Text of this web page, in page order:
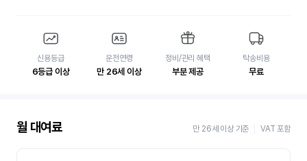
신용등급
6등급 이상
운전연령
만 26세 이상
정비/관리 혜택
부분 제공
탁송비용
무료
월 대여료 만 26세 이상 기준 VAT 포함